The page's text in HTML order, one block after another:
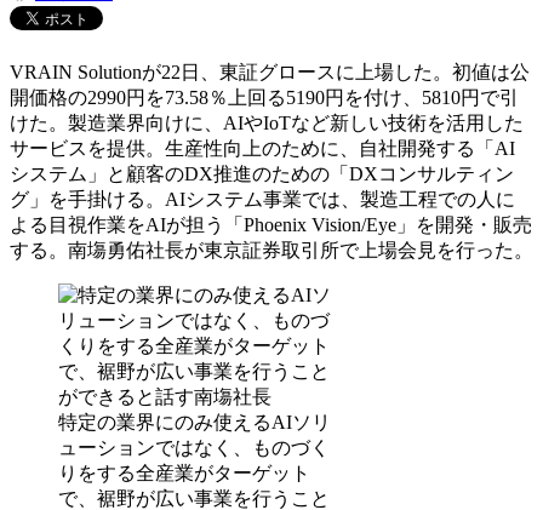
VRAIN Solutionが22日、東証グロースに上場した。初値は公
開価格の2990円を73.58％上回る5190円を付け、5810円で引
けた。製造業界向けに、AIやIoTなど新しい技術を活用した
サービスを提供。生産性向上のために、自社開発する「AI
システム」と顧客のDX推進のための「DXコンサルティン
グ」を手掛ける。AIシステム事業では、製造工程での人に
よる目視作業をAIが担う「Phoenix Vision/Eye」を開発・販売
する。南塲勇佑社長が東京証券取引所で上場会見を行った。
特定の業界にのみ使えるAIソリ
ューションではなく、ものづく
りをする全産業がターゲット
で、裾野が広い事業を行うこと